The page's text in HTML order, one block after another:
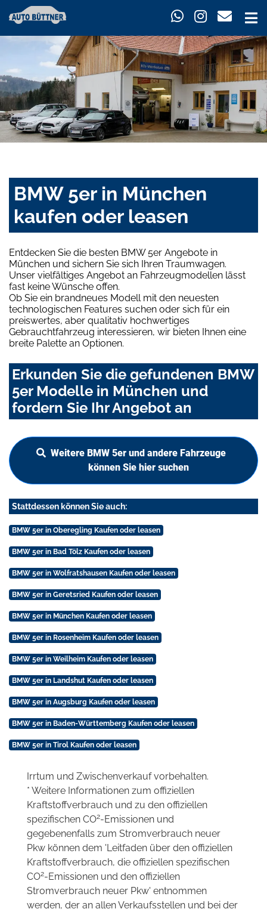
BMW 5er in München
kaufen oder leasen
Entdecken Sie die besten BMW 5er Angebote in
München und sichern Sie sich Ihren Traumwagen.
Unser vielfältiges Angebot an Fahrzeugmodellen lässt
fast keine Wünsche offen.
Ob Sie ein brandneues Modell mit den neuesten
technologischen Features suchen oder sich für ein
preiswertes, aber qualitativ hochwertiges
Gebrauchtfahrzeug interessieren, wir bieten Ihnen eine
breite Palette an Optionen.
Erkunden Sie die gefundenen BMW
5er Modelle in München und
fordern Sie Ihr Angebot an
Weitere BMW 5er und andere Fahrzeuge
können Sie hier suchen
Stattdessen können Sie auch:
BMW 5er in Oberegling Kaufen oder leasen
BMW 5er in Bad Tölz Kaufen oder leasen
BMW 5er in Wolfratshausen Kaufen oder leasen
BMW 5er in Geretsried Kaufen oder leasen
BMW 5er in München Kaufen oder leasen
BMW 5er in Rosenheim Kaufen oder leasen
BMW 5er in Weilheim Kaufen oder leasen
BMW 5er in Landshut Kaufen oder leasen
BMW 5er in Augsburg Kaufen oder leasen
BMW 5er in Baden-Württemberg Kaufen oder leasen
BMW 5er in Tirol Kaufen oder leasen
Irrtum und Zwischenverkauf vorbehalten.
* Weitere Informationen zum offiziellen
Kraftstoffverbrauch und zu den offiziellen
spezifischen CO2-Emissionen und
gegebenenfalls zum Stromverbrauch neuer
Pkw können dem 'Leitfaden über den offiziellen
Kraftstoffverbrauch, die offiziellen spezifischen
CO2-Emissionen und den offiziellen
Stromverbrauch neuer Pkw' entnommen
werden, der an allen Verkaufsstellen und bei der